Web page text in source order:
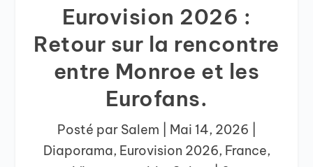
Eurovision 2026 :
Retour sur la rencontre
entre Monroe et les
Eurofans.
Posté par Salem Mai 14, 2026
Diaporama, Eurovision 2026, France,